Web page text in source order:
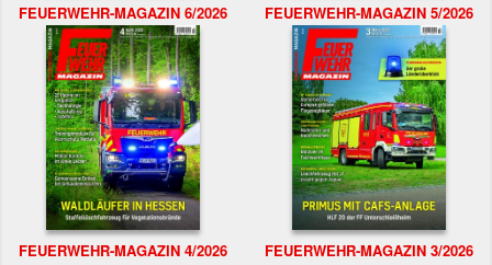
FEUERWEHR-MAGAZIN 6/2026 FEUERWEHR-MAGAZIN 5/2026
FEUERWEHR-MAGAZIN 4/2026 FEUERWEHR-MAGAZIN 3/2026